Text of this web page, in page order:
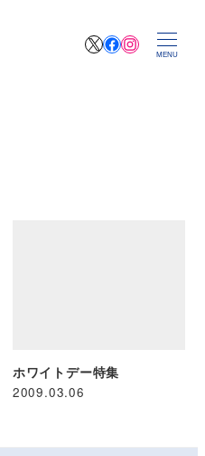
XFacebook
MENU
ホワイトデー特集
2009.03.06